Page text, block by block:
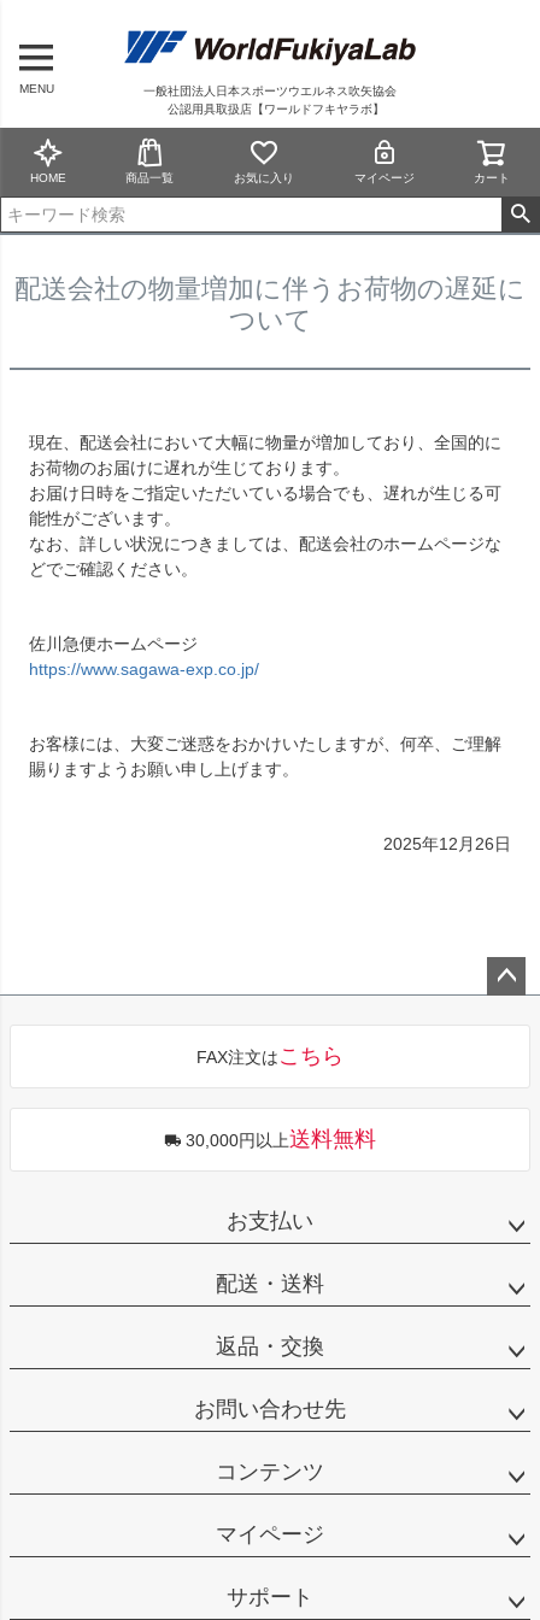
MENU
一般社団法人日本スポーツウエルネス吹矢協会
公認用具取扱店【ワールドフキヤラボ】
HOME 商品一覧 お気に入り マイページ カート
配送会社の物量増加に伴うお荷物の遅延に
ついて
現在、配送会社において大幅に物量が増加しており、全国的に
お荷物のお届けに遅れが生じております。
お届け日時をご指定いただいている場合でも、遅れが生じる可
能性がございます。
なお、詳しい状況につきましては、配送会社のホームページな
どでご確認ください。
佐川急便ホームページ
https://www.sagawa-exp.co.jp/
お客様には、大変ご迷惑をおかけいたしますが、何卒、ご理解
賜りますようお願い申し上げます。
2025年12月26日
へ
FAX注文はこちら
30,000円以上送料無料
お支払い
配送・送料
返品・交換
お問い合わせ先
コンテンツ
マイページ
サポート